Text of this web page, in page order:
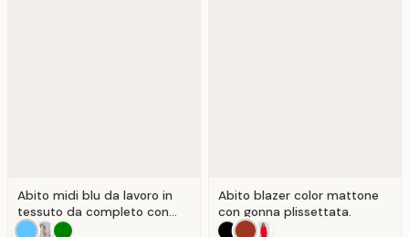
Abito midi blu da lavoro in
tessuto da completo con
gonna a Blu .
Abito blazer color mattone
con gonna plissettata.